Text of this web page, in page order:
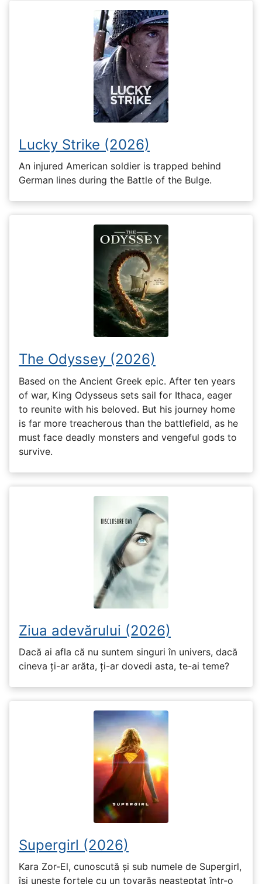
Lucky Strike (2026)
An injured American soldier is trapped behind
German lines during the Battle of the Bulge.
The Odyssey (2026)
Based on the Ancient Greek epic. After ten years
of war, King Odysseus sets sail for Ithaca, eager
to reunite with his beloved. But his journey home
is far more treacherous than the battlefield, as he
must face deadly monsters and vengeful gods to
survive.
Ziua adevărului (2026)
Dacă ai afla că nu suntem singuri în univers, dacă
cineva ți-ar arăta, ți-ar dovedi asta, te-ai teme?
Supergirl (2026)
Kara Zor-El, cunoscută și sub numele de Supergirl,
își unește forțele cu un tovarăș neașteptat într-o